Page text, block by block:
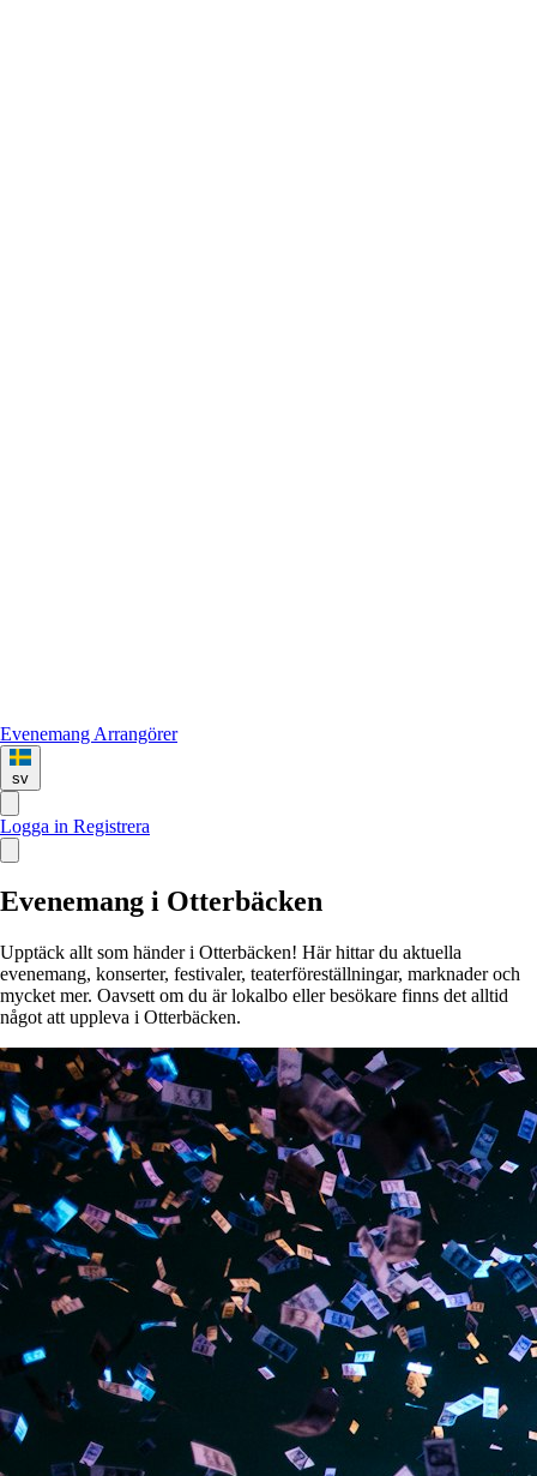
Evenemang Arrangörer
sv
Logga in Registrera
Evenemang i Otterbäcken
Upptäck allt som händer i Otterbäcken! Här hittar du aktuella
evenemang, konserter, festivaler, teaterföreställningar, marknader och
mycket mer. Oavsett om du är lokalbo eller besökare finns det alltid
något att uppleva i Otterbäcken.